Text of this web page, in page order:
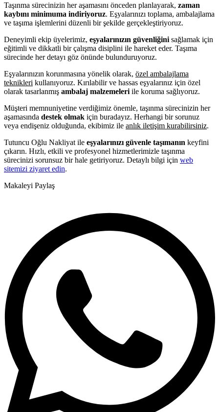
Taşınma sürecinizin her aşamasını önceden planlayarak, zaman
kaybını minimuma indiriyoruz. Eşyalarınızı toplama, ambalajlama
ve taşıma işlemlerini düzenli bir şekilde gerçekleştiriyoruz.
Deneyimli ekip üyelerimiz, eşyalarınızın güvenliğini sağlamak için
eğitimli ve dikkatli bir çalışma disiplini ile hareket eder. Taşıma
sürecinde her detayı göz önünde bulunduruyoruz.
Eşyalarınızın korunmasına yönelik olarak, özel ambalajlama
teknikleri kullanıyoruz. Kırılabilir ve hassas eşyalarınız için özel
olarak tasarlanmış ambalaj malzemeleri ile koruma sağlıyoruz.
Müşteri memnuniyetine verdiğimiz önemle, taşınma sürecinizin her
aşamasında destek olmak için buradayız. Herhangi bir sorunuz
veya endişeniz olduğunda, ekibimiz ile anlık iletişim kurabilirsiniz.
Tutuncu Oğlu Nakliyat ile eşyalarınızı güvenle taşımanın keyfini
çıkarın. Hızlı, etkili ve profesyonel hizmetlerimizle taşınma
sürecinizi sorunsuz bir hale getiriyoruz. Detaylı bilgi için web
sitemizi ziyaret edin.
Makaleyi Paylaş